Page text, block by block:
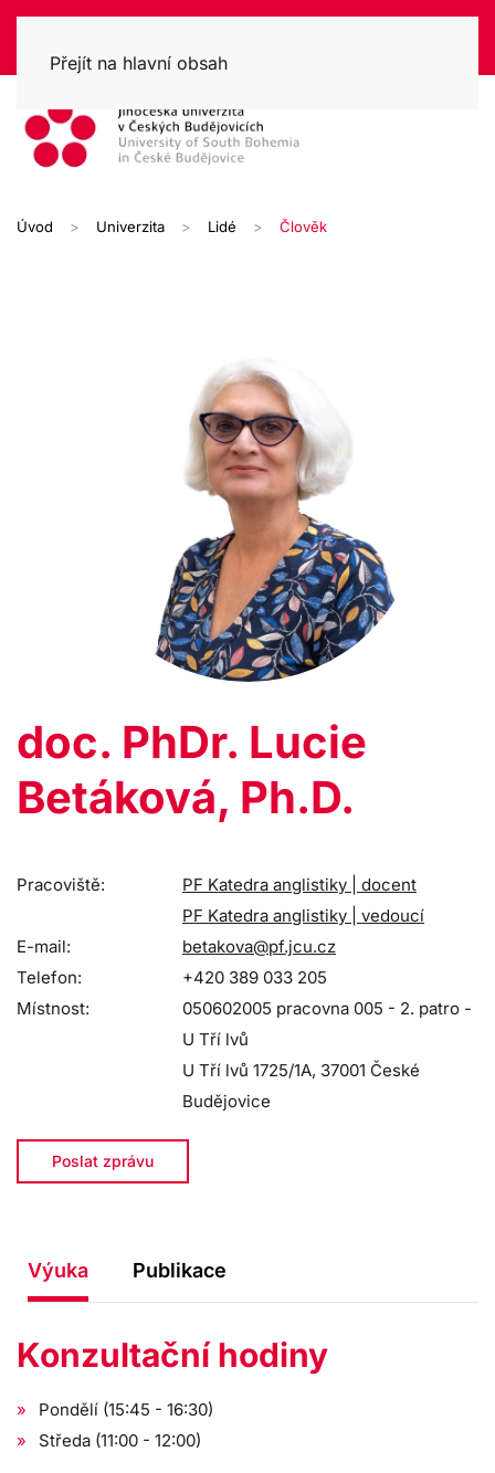
Přejít na hlavní obsah
Úvod Univerzita Lidé Člověk
doc. PhDr. Lucie
Betáková, Ph.D.
Pracoviště:
PF Katedra anglistiky | docent
PF Katedra anglistiky | vedoucí
E-mail:
betakova@pf.jcu.cz
Telefon:
+420 389 033 205
Místnost:
050602005 pracovna 005 - 2. patro -
U Tří lvů
U Tří lvů 1725/1A, 37001 České
Budějovice
Poslat zprávu
Výuka Publikace
Konzultační hodiny
Pondělí (15:45 - 16:30)
Středa (11:00 - 12:00)